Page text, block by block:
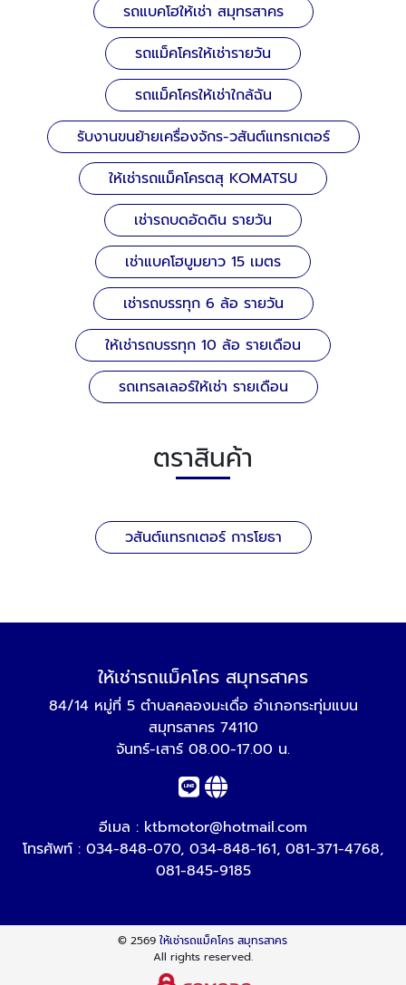
รถแบคโฮให้เช่า สมุทรสาคร
รถแม็คโครให้เช่ารายวัน
รถแม็คโครให้เช่าใกล้ฉัน
รับงานขนย้ายเครื่องจักร-วสันต์แทรกเตอร์
ให้เช่ารถแม็คโครตสุ KOMATSU
เช่ารถบดอัดดิน รายวัน
เช่าแบคโฮบูมยาว 15 เมตร
เช่ารถบรรทุก 6 ล้อ รายวัน
ให้เช่ารถบรรทุก 10 ล้อ รายเดือน
รถเทรลเลอร์ให้เช่า รายเดือน
ตราสินค้า
วสันต์แทรกเตอร์ การโยธา
ให้เช่ารถแม็คโคร สมุทรสาคร
84/14 หมู่ที่ 5 ตำบลคลองมะเดื่อ อำเภอกระทุ่มแบน
สมุทรสาคร 74110
จันทร์-เสาร์ 08.00-17.00 น.
อีเมล : ktbmotor@hotmail.com
โทรศัพท์ : 034-848-070, 034-848-161, 081-371-4768,
081-845-9185
© 2569ให้เช่ารถแม็คโคร สมุทรสาคร
All rights reserved.